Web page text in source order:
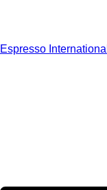
Espresso International